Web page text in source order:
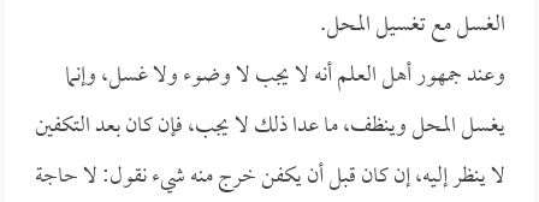
الغسل مع تغسيل المحل.
وعند جمهور أهل العلم أنه لا يجب لا وضوء ولا غسل، وإنما
يغسل المحل وينظف، ما عدا ذلك لا يجب، فإن كان بعد التكفين
لا ينظر إليه، إن كان قبل أن يكفن خرج منه شيء نقول: لا حاجة